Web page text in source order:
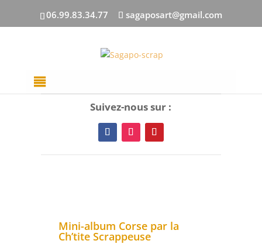
06.99.83.34.77 sagaposart@gmail.com
Suivez-nous sur :
Mini-album Corse par la
Ch’tite Scrappeuse